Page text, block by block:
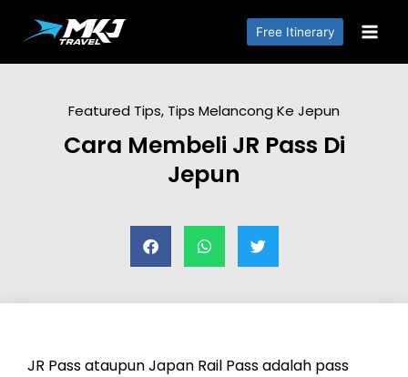
Free Itinerary
Featured Tips, Tips Melancong Ke Jepun
Cara Membeli JR Pass Di
Jepun
JR Pass ataupun Japan Rail Pass adalah pass